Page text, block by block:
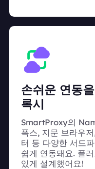
손쉬운 연동
록시
SmartProxy의
폭스, 지문 브라우
터 등 다양한 서드
쉽게 연동돼요. 플
있게 설계했어요!